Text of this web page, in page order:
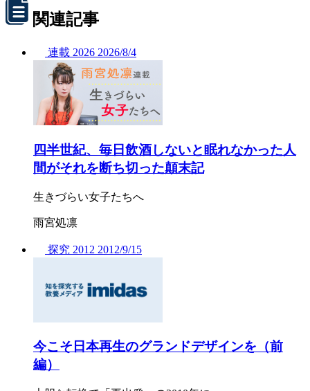
関連記事
連載 2026 2026/8/4
四半世紀、毎日飲酒しないと眠れなかった人
間がそれを断ち切った顛末記
生きづらい女子たちへ
雨宮処凛
探究 2012 2012/9/15
今こそ日本再生のグランドデザインを（前
編）